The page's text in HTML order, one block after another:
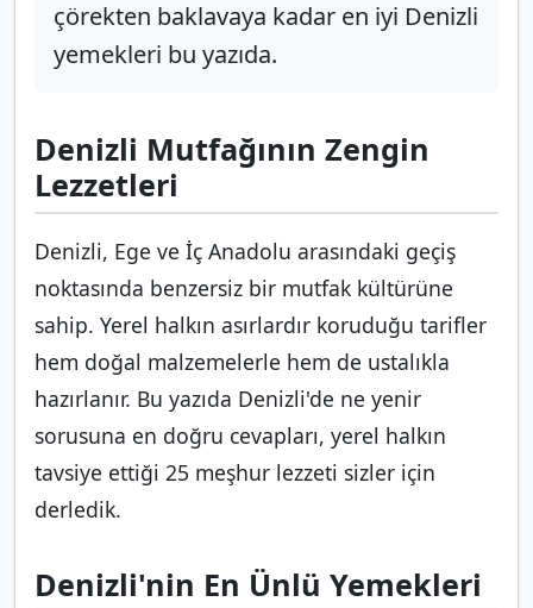
çörekten baklavaya kadar en iyi Denizli
yemekleri bu yazıda.
Denizli Mutfağının Zengin
Lezzetleri
Denizli, Ege ve İç Anadolu arasındaki geçiş
noktasında benzersiz bir mutfak kültürüne
sahip. Yerel halkın asırlardır koruduğu tarifler
hem doğal malzemelerle hem de ustalıkla
hazırlanır. Bu yazıda Denizli'de ne yenir
sorusuna en doğru cevapları, yerel halkın
tavsiye ettiği 25 meşhur lezzeti sizler için
derledik.
Denizli'nin En Ünlü Yemekleri